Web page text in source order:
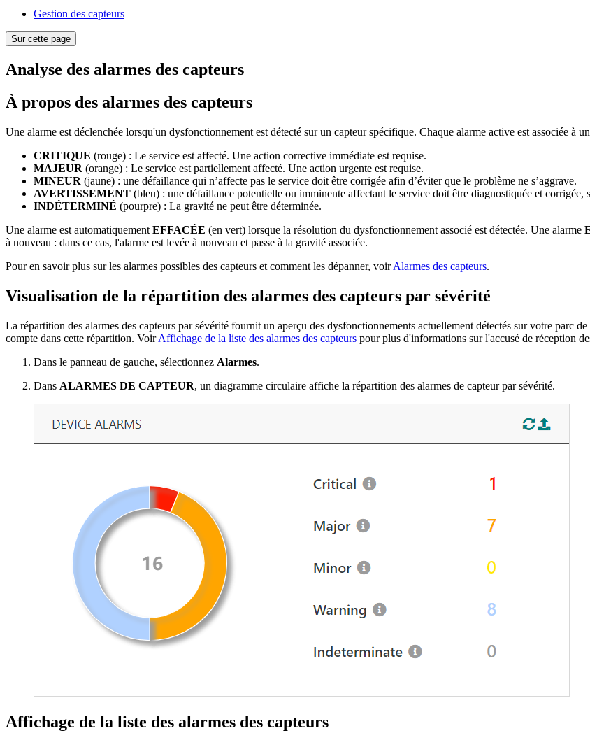
Gestion des capteurs
Sur cette page
Analyse des alarmes des capteurs
À propos des alarmes des capteurs
Une alarme est déclenchée lorsqu'un dysfonctionnement est détecté sur un capteur spécifique. Chaque alarme active est associée à
CRITIQUE (rouge) : Le service est affecté. Une action corrective immédiate est requise.
MAJEUR (orange) : Le service est partiellement affecté. Une action urgente est requise.
MINEUR (jaune) : une défaillance qui n’affecte pas le service doit être corrigée afin d’éviter que le problème ne s’aggrave.
AVERTISSEMENT (bleu) : une défaillance potentielle ou imminente affectant le service doit être diagnostiquée et corrigée,
INDÉTERMINÉ (pourpre) : La gravité ne peut être déterminée.
Une alarme est automatiquement EFFACÉE (en vert) lorsque la résolution du dysfonctionnement associé est détectée. Une alarme
à nouveau : dans ce cas, l'alarme est levée à nouveau et passe à la gravité associée.
Pour en savoir plus sur les alarmes possibles des capteurs et comment les dépanner, voirAlarmes des capteurs.
Visualisation de la répartition des alarmes des capteurs par sévérité
La répartition des alarmes des capteurs par sévérité fournit un aperçu des dysfonctionnements actuellement détectés sur votre parc
compte dans cette répartition. VoirAffichage de la liste des alarmes des capteurs pour plus d'informations sur l'accusé de réception
Dans le panneau de gauche, sélectionnez Alarmes.
Dans ALARMES DE CAPTEUR, un diagramme circulaire affiche la répartition des alarmes de capteur par sévérité.
Affichage de la liste des alarmes des capteurs